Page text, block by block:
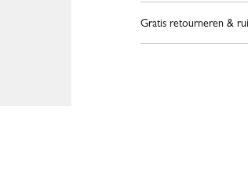
Gratis retourneren &